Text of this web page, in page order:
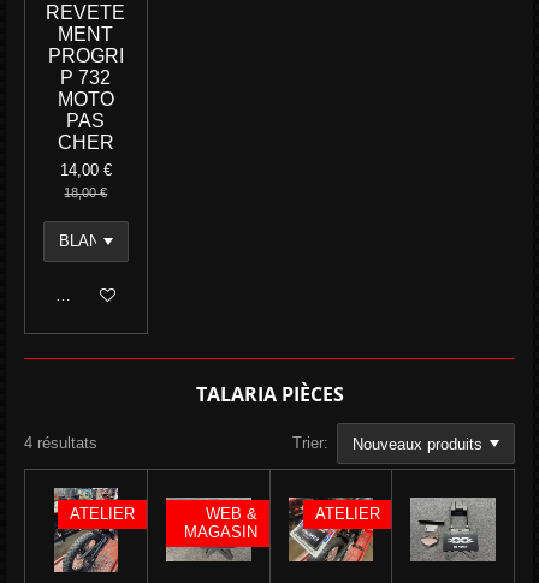
REVETE
MENT
PROGRI
P 732
MOTO
PAS
CHER
14,00 €
18,00 €
Ajouter au panier
TALARIA PIÈCES
4 résultats Trier:
ATELIER
WEB &
MAGASIN
ATELIER